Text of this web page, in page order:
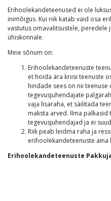
Erihoolekandeteenused ei ole
inimõigus. Kui riik katab vaid osa
vastutus omavalitsustele,
ühiskonnale.
Meie sõnum on:
Erihoolekandeteenuste
et hoida ära kriisi teenuste
hindade sees on nii
tegevusjuhendajate
vaja lisaraha, et säilitada
maksta arved. Ilma
tegevusjuhendajad ja ei
Riik peab leidma raha ja
erihoolekandeteenuste
Erihoolekandeteenuste